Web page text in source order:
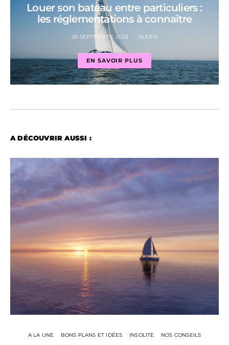
Louer son bateau entre particuliers :
les réglementations à connaître
26 SEPTEMBRE 2023 ALEXIS
EN SAVOIR PLUS
A DÉCOUVRIR AUSSI :
A LA UNE BONS PLANS ET IDÉES INSOLITE NOS CONSEILS